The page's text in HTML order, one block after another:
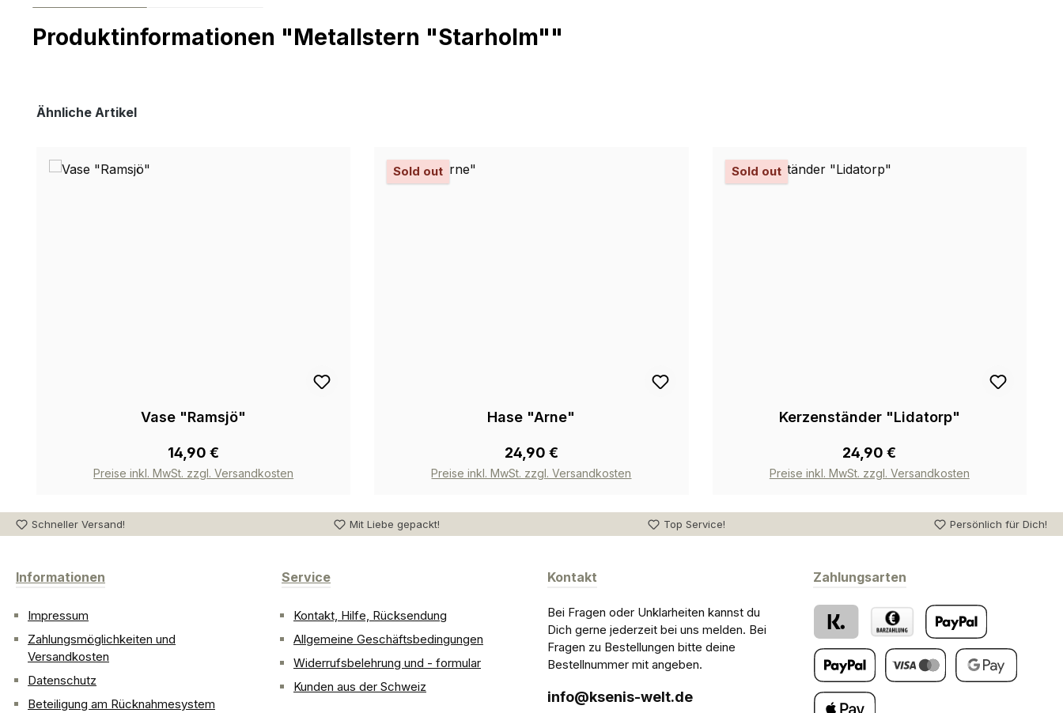
Produktinformationen "Metallstern "Starholm""
Produktgalerie überspringen
Ähnliche Artikel
Vase "Ramsjö"
14,90 €
Preise inkl. MwSt. zzgl. Versandkosten
Sold out
Hase "Arne"
24,90 €
Preise inkl. MwSt. zzgl. Versandkosten
Sold out
Kerzenständer "Lidatorp"
24,90 €
Preise inkl. MwSt. zzgl. Versandkosten
Schneller Versand! Mit Liebe gepackt! Top Service! Persönlich für Dich!
Informationen
Impressum
Zahlungsmöglichkeiten und
Versandkosten
Datenschutz
Beteiligung am Rücknahmesystem
Service
Kontakt, Hilfe, Rücksendung
Allgemeine Geschäftsbedingungen
Widerrufsbelehrung und - formular
Kunden aus der Schweiz
Kontakt
Bei Fragen oder Unklarheiten kannst du
Dich gerne jederzeit bei uns melden. Bei
Fragen zu Bestellungen bitte deine
Bestellnummer mit angeben.
info@ksenis-welt.de
Zahlungsarten
PayPal
Später Bezahlen
Klarna Barzahlung bei Abholung